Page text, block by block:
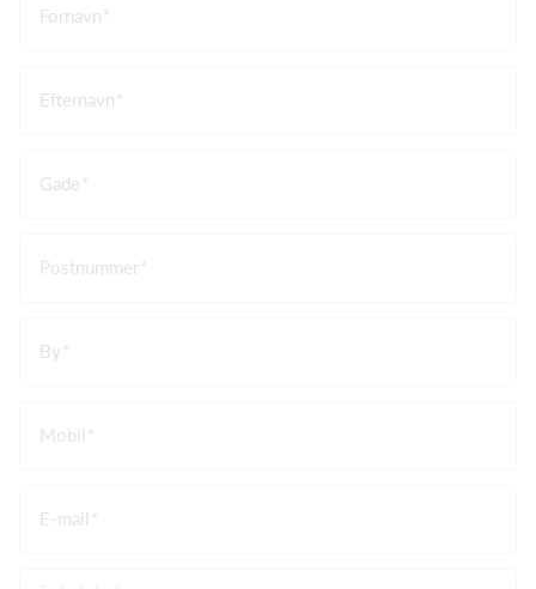
Fornavn
Efternavn
Gade
Postnummer
By
Mobil
E-mail